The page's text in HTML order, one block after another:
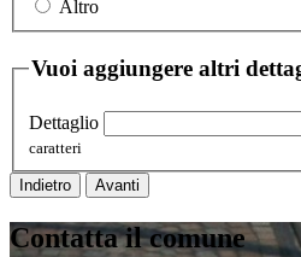
Altro
Vuoi aggiungere altri
Dettaglio
caratteri
Indietro Avanti
Contatta il comune